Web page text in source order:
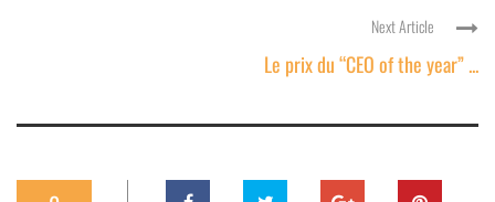
Next Article
Le prix du “CEO of the year” ...